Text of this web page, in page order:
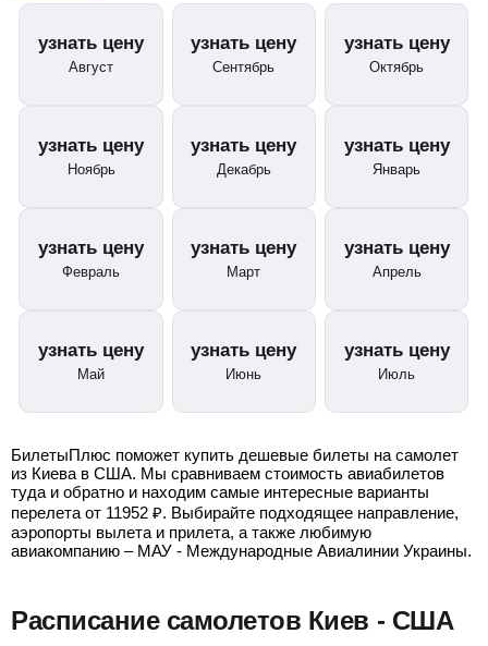
узнать цену
Август
узнать цену
Сентябрь
узнать цену
Октябрь
узнать цену
Ноябрь
узнать цену
Декабрь
узнать цену
Январь
узнать цену
Февраль
узнать цену
Март
узнать цену
Апрель
узнать цену
Май
узнать цену
Июнь
узнать цену
Июль
БилетыПлюс поможет купить дешевые билеты на самолет
из Киева в США. Мы сравниваем стоимость авиабилетов
туда и обратно и находим самые интересные варианты
перелета от 11952 ₽. Выбирайте подходящее направление,
аэропорты вылета и прилета, а также любимую
авиакомпанию – МАУ - Международные Авиалинии Украины.
Расписание самолетов Киев - США